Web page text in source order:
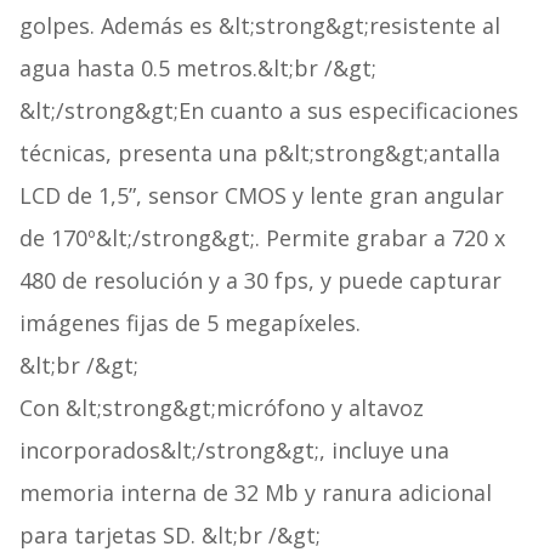
golpes. Además es &lt;strong&gt;resistente al
agua hasta 0.5 metros.&lt;br /&gt;
&lt;/strong&gt;En cuanto a sus especificaciones
técnicas, presenta una p&lt;strong&gt;antalla
LCD de 1,5”, sensor CMOS y lente gran angular
de 170º&lt;/strong&gt;. Permite grabar a 720 x
480 de resolución y a 30 fps, y puede capturar
imágenes fijas de 5 megapíxeles.
&lt;br /&gt;
Con &lt;strong&gt;micrófono y altavoz
incorporados&lt;/strong&gt;, incluye una
memoria interna de 32 Mb y ranura adicional
para tarjetas SD. &lt;br /&gt;